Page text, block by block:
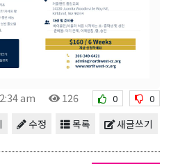
am 126 0 0
새글쓰기
목록
수정